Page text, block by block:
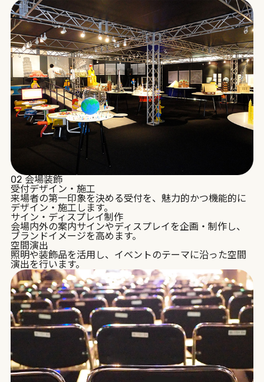
02 会場装飾
受付デザイン・施工
来場者の第一印象を決める受付を、魅力的かつ機能的に
デザイン・施工します。
サイン・ディスプレイ制作
会場内外の案内サインやディスプレイを企画・制作し、
ブランドイメージを高めます。
空間演出
照明や装飾品を活用し、イベントのテーマに沿った空間
演出を行います。